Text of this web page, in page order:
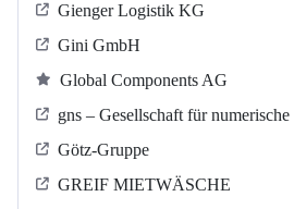
Gienger Logistik KG
Gini GmbH
Global Components AG
gns – Gesellschaft für
Götz-Gruppe
GREIF MIETWÄSCHE